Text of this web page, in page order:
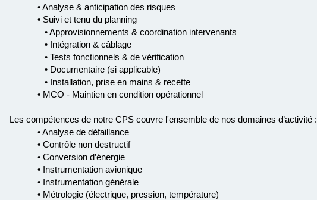
• Analyse & anticipation des risques
• Suivi et tenu du planning
• Approvisionnements & coordination intervenants
• Intégration & câblage
• Tests fonctionnels & de vérification
• Documentaire (si applicable)
• Installation, prise en mains & recette
• MCO - Maintien en condition opérationnel
Les compétences de notre CPS couvre l'ensemble de nos domaines d’activité :
• Analyse de défaillance
• Contrôle non destructif
• Conversion d’énergie
• Instrumentation avionique
• Instrumentation générale
• Métrologie (électrique, pression, température)